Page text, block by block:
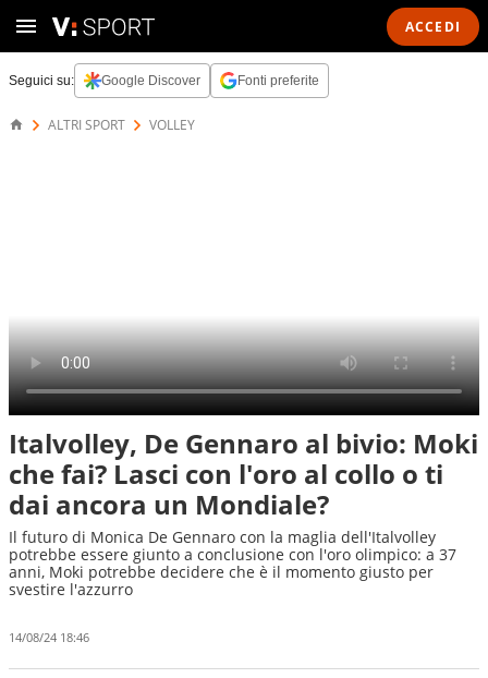
ACCEDI
Seguici su: Google Discover Fonti preferite
ALTRI SPORT VOLLEY
Italvolley, De Gennaro al bivio: Moki
che fai? Lasci con l'oro al collo o ti
dai ancora un Mondiale?
Il futuro di Monica De Gennaro con la maglia dell'Italvolley
potrebbe essere giunto a conclusione con l'oro olimpico: a 37
anni, Moki potrebbe decidere che è il momento giusto per
svestire l'azzurro
14/08/24 18:46